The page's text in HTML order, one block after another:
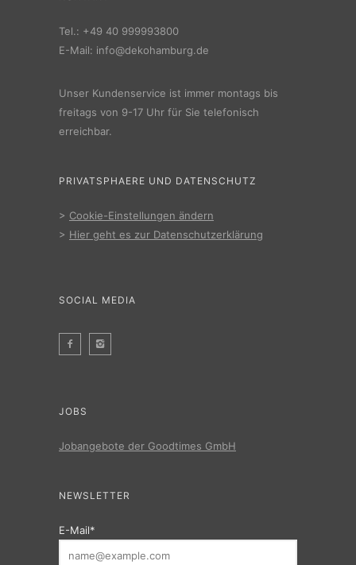
Tel.: +49 40 999993800
E-Mail: info@dekohamburg.de
Unser Kundenservice ist immer montags bis
freitags von 9-17 Uhr für Sie telefonisch
erreichbar.
PRIVATSPHAERE UND DATENSCHUTZ
> Cookie-Einstellungen ändern
> Hier geht es zur Datenschutzerklärung
SOCIAL MEDIA
JOBS
Jobangebote der Goodtimes GmbH
NEWSLETTER
E-Mail*